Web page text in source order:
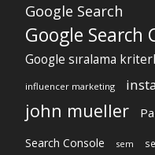
Google Search
Google Search
Google sıralama
influencer marketing
john mueller
Search Console sem